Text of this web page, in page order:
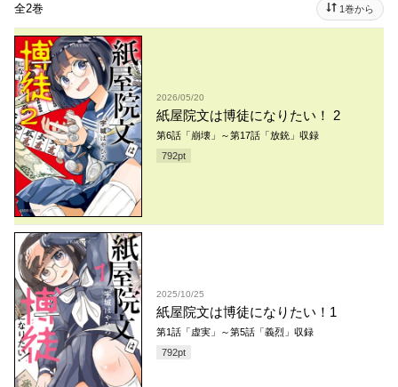
全2巻 1巻から
2026/05/20
紙屋院文は博徒になりたい！ 2
第6話「崩壊」～第17話「放銃」収録
792pt
2025/10/25
紙屋院文は博徒になりたい！1
第1話「虚実」～第5話「義烈」収録
792pt